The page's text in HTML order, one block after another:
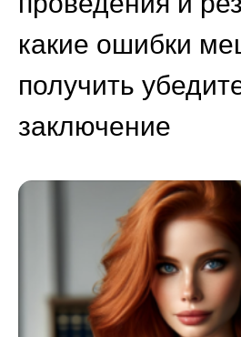
какие ошибки
получить
заключение